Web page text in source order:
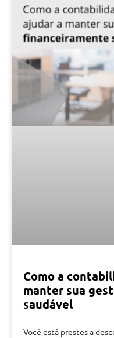
Como a
manter sua
saudável
Você está prestes a